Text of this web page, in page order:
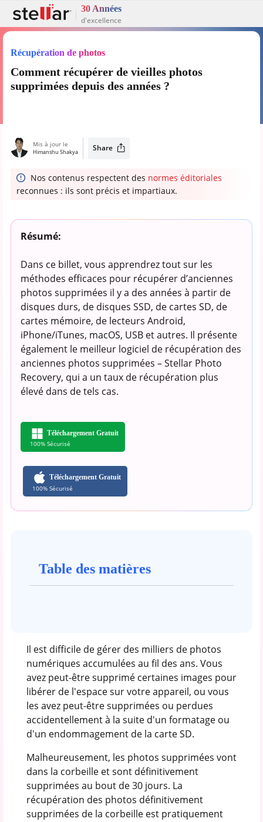
30 Années
d'excellence
Récupération de photos
Comment récupérer de vieilles photos
supprimées depuis des années ?
Mis à jour le
Himanshu Shakya Share
Nos contenus respectent des normes éditoriales
reconnues : ils sont précis et impartiaux.
Résumé:
Dans ce billet, vous apprendrez tout sur les
méthodes efficaces pour récupérer d’anciennes
photos supprimées il y a des années à partir de
disques durs, de disques SSD, de cartes SD, de
cartes mémoire, de lecteurs Android,
iPhone/iTunes, macOS, USB et autres. Il présente
également le meilleur logiciel de récupération des
anciennes photos supprimées – Stellar Photo
Recovery, qui a un taux de récupération plus
élevé dans de tels cas.
Téléchargement Gratuit
100% Sécurisé
Téléchargement Gratuit
100% Sécurisé
Table des matières
Il est difficile de gérer des milliers de photos
numériques accumulées au fil des ans. Vous
avez peut-être supprimé certaines images pour
libérer de l'espace sur votre appareil, ou vous
les avez peut-être supprimées ou perdues
accidentellement à la suite d'un formatage ou
d'un endommagement de la carte SD.
Malheureusement, les photos supprimées vont
dans la corbeille et sont définitivement
supprimées au bout de 30 jours. La
récupération des photos définitivement
supprimées de la corbeille est pratiquement